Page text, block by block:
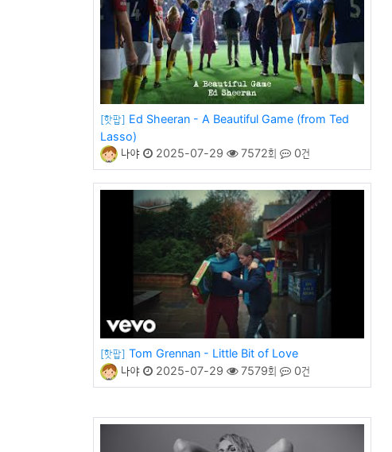
[핫팝] Ed Sheeran - A Beautiful Game (from Ted
Lasso)
나야
2025-07-29 7572회 0건
[핫팝] Tom Grennan - Little Bit of Love
나야
2025-07-29 7579회 0건